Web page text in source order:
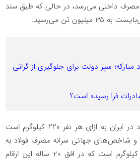
مصرف داخلی می‌رسد، در حالی که طبق سند
تن می‌رسید.
سپر دولت برای جلوگیری از گرانی
فرا رسیده است؟
متوسط سرانه مصرف فولاد در ایران به ازای هر نفر ۲۲۰ کیلوگرم است
و شاخص‌های جهانی سرانه مصرف فولاد به
ازای هر نفر ۳۵۰ تا ۴۰۰ کیلوگرم است که در افق 20 ساله این ارقام